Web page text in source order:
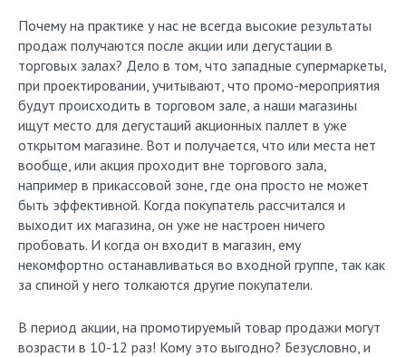
Почему на практике у нас не всегда высокие результаты
продаж получаются после акции или дегустации в
торговых залах? Дело в том, что западные супермаркеты,
при проектировании, учитывают, что промо-мероприятия
будут происходить в торговом зале, а наши магазины
ищут место для дегустаций акционных паллет в уже
открытом магазине. Вот и получается, что или места нет
вообще, или акция проходит вне торгового зала,
например в прикассовой зоне, где она просто не может
быть эффективной. Когда покупатель рассчитался и
выходит их магазина, он уже не настроен ничего
пробовать. И когда он входит в магазин, ему
некомфортно останавливаться во входной группе, так как
за спиной у него толкаются другие покупатели.
В период акции, на промотируемый товар продажи могут
возрасти в 10-12 раз! Кому это выгодно? Безусловно, и